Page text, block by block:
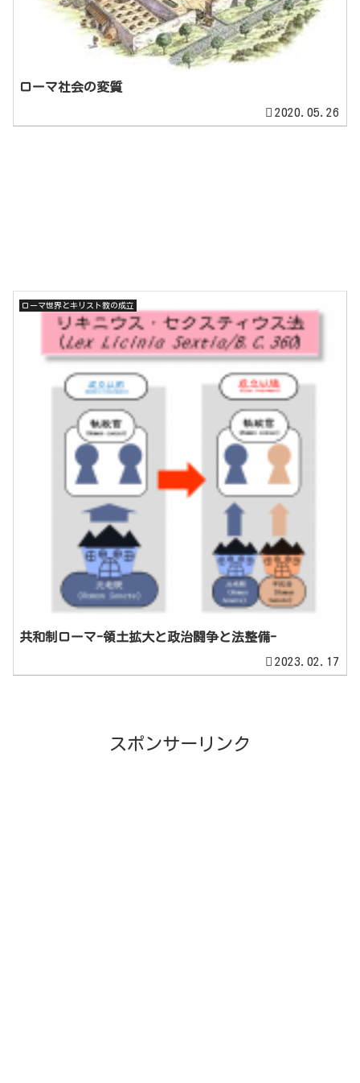
ローマ社会の変質
2020.05.26
ローマ世界とキリスト教の成立
共和制ローマ-領土拡大と政治闘争と法整備-
2023.02.17
スポンサーリンク